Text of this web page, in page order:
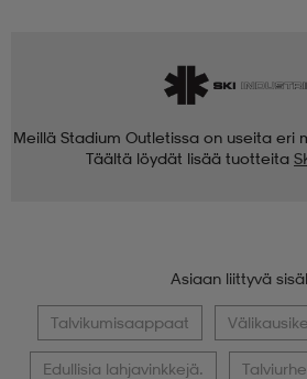
Meillä Stadium Outletissa on useita eri
Täältä löydät lisää tuotteita
Asiaan liittyvä
Talvikumisaappaat
Edullisia lahjavinkkejä.